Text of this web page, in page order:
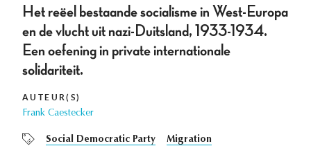
Het reëel bestaande socialisme in West-Europa
en de vlucht uit nazi-Duitsland, 1933-1934.
Een oefening in private internationale
solidariteit.
AUTEUR(S)
Frank Caestecker
Social Democratic Party Migration